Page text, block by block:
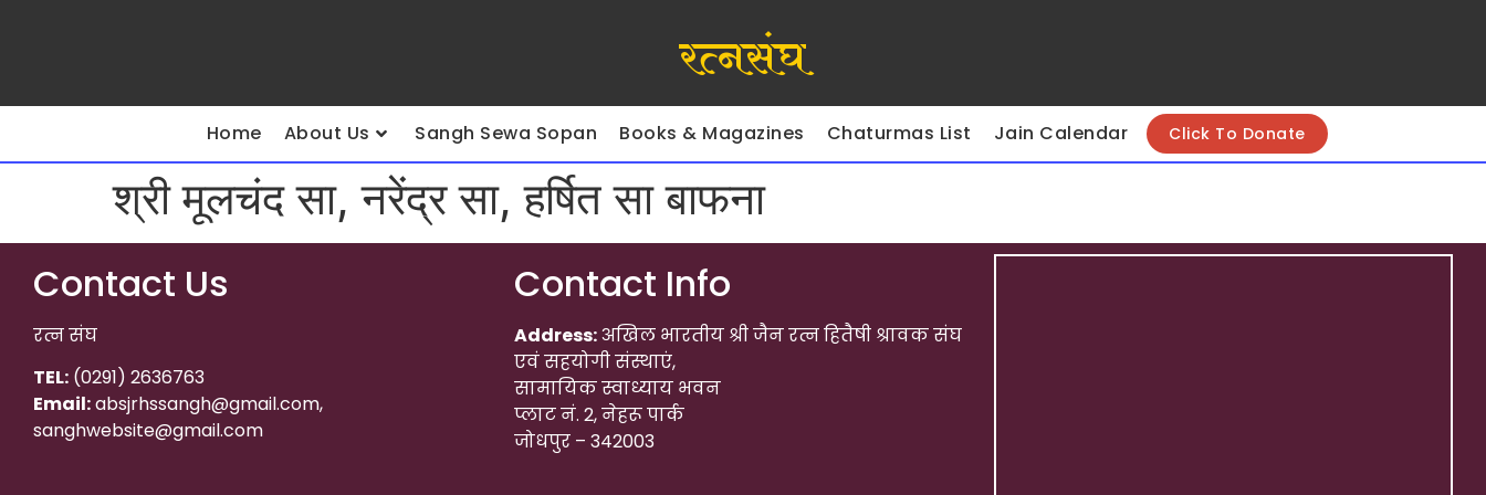
रत्नसंघ
Home About Us Sangh Sewa Sopan Books & Magazines Chaturmas List Jain Calendar Click To Donate
श्री मूलचंद सा, नरेंद्र सा, हर्षित सा बाफना
Contact Us
रत्न संघ
TEL: (0291) 2636763
Email:absjrhssangh@gmail.com,
sanghwebsite@gmail.com
Contact Info
Address:अखिल भारतीय श्री जैन रत्न हितैषी श्रावक संघ
एवं सहयोगी संस्थाएं,
सामायिक स्वाध्याय भवन
प्लाट नं. 2, नेहरू पार्क
जोधपुर – 342003